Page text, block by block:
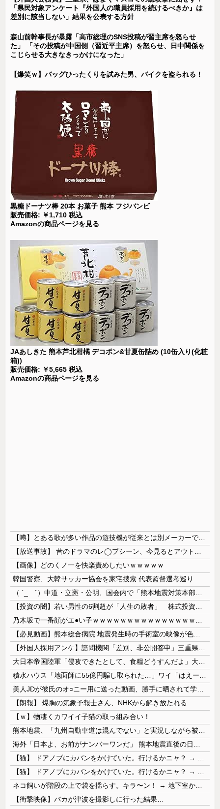
「県民対象アンケート『外国人の職員採用を続けるべきか』は
差別に該当しない」結果を公表する方針
森山前幹事長が暴露「高市総理のSNS投稿が習主席を怒らせ
た」 「その投稿が中国側（習近平主席）を怒らせ、日中関係を
こじらせる大きなきっかけになった」
【爆笑ｗ】バッグひったくりを試みた男、バイクを盗られる！
黒糖ドーナツ棒 20本 お菓子 熊本 フジバンビ
販売価格: ￥1,710 税込
Amazonの商品ページを見る
JAあしきた 熊本芦北柑橘 デコポン&甘夏缶詰め (10缶入り(化粧
箱))
販売価格: ￥5,665 税込
Amazonの商品ページを見る
【画像】どのくノ一を快楽責めしたいｗｗｗｗｗ
韓国警察、大韓サッカー協会を家宅捜索 代表監督選考巡り
【朗報】 爆胸の気象予報士さん、NHKから解き放たれる
【ｗ】物凄くカワイイ子猫の取っ組み合い！
【衝撃映像】バカが津波を撮影しに行った結果…